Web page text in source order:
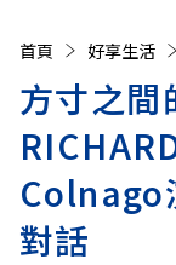
首頁 好享生活
方寸之間
Colnago
對話